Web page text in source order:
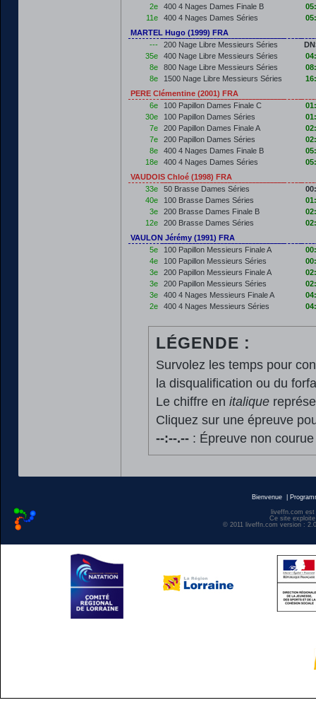
2e
400 4 Nages Dames Finale B
11e
400 4 Nages Dames Séries
MARTEL Hugo (1999) FRA
---
200 Nage Libre Messieurs Séries
35e
400 Nage Libre Messieurs Séries
8e
800 Nage Libre Messieurs Séries
8e
1500 Nage Libre Messieurs Séries
PERE Clémentine (2001) FRA
6e
100 Papillon Dames Finale C
30e
100 Papillon Dames Séries
7e
200 Papillon Dames Finale A
7e
200 Papillon Dames Séries
8e
400 4 Nages Dames Finale B
18e
400 4 Nages Dames Séries
VAUDOIS Chloé (1998) FRA
33e
50 Brasse Dames Séries
40e
100 Brasse Dames Séries
3e
200 Brasse Dames Finale B
12e
200 Brasse Dames Séries
VAULON Jérémy (1991) FRA
5e
100 Papillon Messieurs Finale A
4e
100 Papillon Messieurs Séries
3e
200 Papillon Messieurs Finale A
3e
200 Papillon Messieurs Séries
3e
400 4 Nages Messieurs Finale A
2e
400 4 Nages Messieurs Séries
LÉGENDE :
Survolez les temps pour
la disqualification ou du
Le chiffre en italique
Cliquez sur une épreuve
--:--.--: Épreuve non
Bienvenue
liveffn.com
Ce site
© 2011 liveffn.com version :